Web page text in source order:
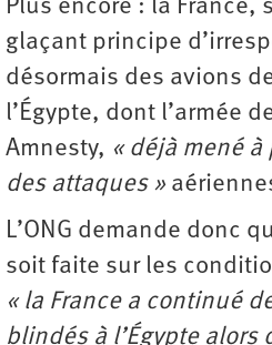
Plus encore : la France,
glaçant principe
désormais des avions
l’Égypte, dont l’armée
Amnesty, « déjà mené
des attaques »
L’ONG demande donc
soit faite sur les
« la France a continué
blindés à l’Égypte alors